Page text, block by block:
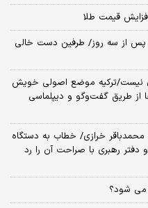
پس از سه روز/ طرفین دست خالی
نیست/ترکیه موضع اصولی خویش
از طریق گفت‌وگو و دیپلماسی
محمدباقر خرازی/ خطاب به دستگاه
رهبری با صراحت آن را رد
می شود؟